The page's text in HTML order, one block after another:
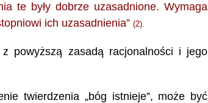
te były dobrze uzasadnione. Wymaga
ich uzasadnienia” (2).
powyższą zasadą racjonalności i jego
twierdzenia „bóg istnieje”, może być